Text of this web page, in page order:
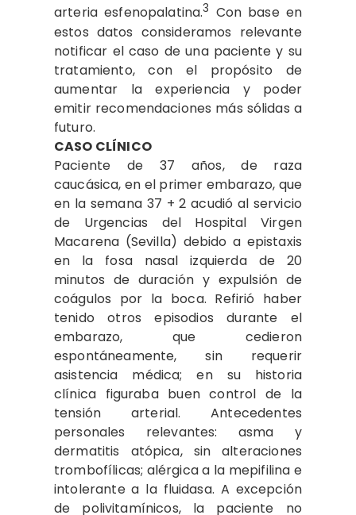
arteria esfenopalatina.3 Con base en
estos datos consideramos relevante
notificar el caso de una paciente y su
tratamiento, con el propósito de
aumentar la experiencia y poder
emitir recomendaciones más sólidas a
futuro.
CASO CLÍNICO
Paciente de 37 años, de raza
caucásica, en el primer embarazo, que
en la semana 37 + 2 acudió al servicio
de Urgencias del Hospital Virgen
Macarena (Sevilla) debido a epistaxis
en la fosa nasal izquierda de 20
minutos de duración y expulsión de
coágulos por la boca. Refirió haber
tenido otros episodios durante el
embarazo, que cedieron
espontáneamente, sin requerir
asistencia médica; en su historia
clínica figuraba buen control de la
tensión arterial. Antecedentes
personales relevantes: asma y
dermatitis atópica, sin alteraciones
trombofílicas; alérgica a la mepifilina e
intolerante a la fluidasa. A excepción
de polivitamínicos, la paciente no